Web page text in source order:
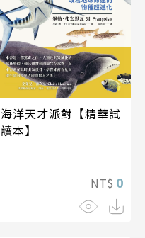
海洋天才派對【精華試
讀本】
NT$ 0